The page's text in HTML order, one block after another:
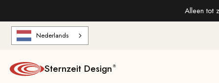
Alleen tot
Nederlands
Sternzeit Design